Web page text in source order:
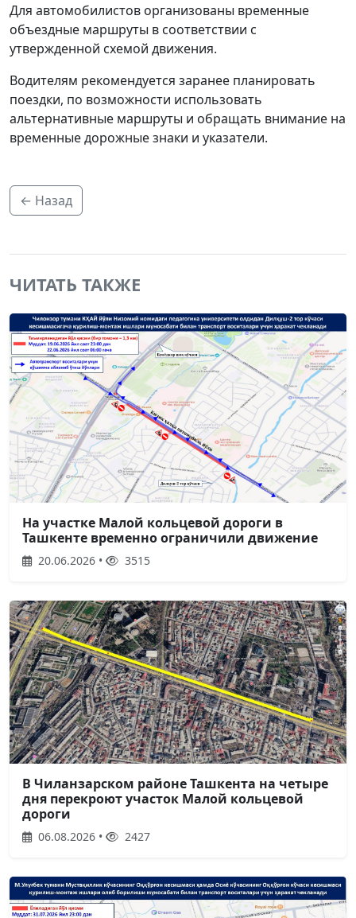
Для автомобилистов организованы временные
объездные маршруты в соответствии с
утвержденной схемой движения.
Водителям рекомендуется заранее планировать
поездки, по возможности использовать
альтернативные маршруты и обращать внимание на
временные дорожные знаки и указатели.
← Назад
ЧИТАТЬ ТАКЖЕ
На участке Малой кольцевой дороги в
Ташкенте временно ограничили движение
20.06.2026 • 3515
В Чиланзарском районе Ташкента на четыре
дня перекроют участок Малой кольцевой
дороги
06.08.2026 • 2427